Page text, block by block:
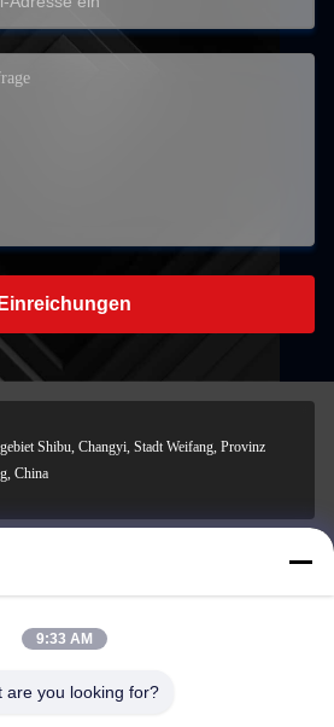
Einreichungen
Shibu, Changyi, Stadt Weifang, Provinz
China
9:33 AM
are you looking for?